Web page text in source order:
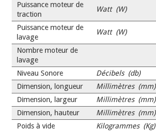
Puissance moteur de
traction
Watt (W)
Puissance moteur de
lavage
Watt (W)
Nombre moteur de
lavage
Niveau Sonore Décibels (db)
Dimension, longueur
Millimètres (mm)
Dimension, largeur
Millimètres (mm)
Dimension, hauteur
Millimètres (mm)
Poids à vide
Kilogrammes (Kg)